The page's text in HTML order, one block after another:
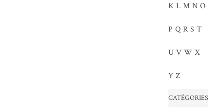
K L M N O
P Q R S T
U V W X
Y Z
CATÉGORIES